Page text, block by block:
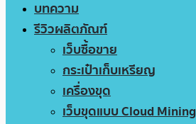
บทความ
รีวิวผลิตภัณฑ์
เว็บซื้อขาย
กระเป๋าเก็บเหรียญ
เครื่องขุด
เว็บขุดแบบ Cloud Mining